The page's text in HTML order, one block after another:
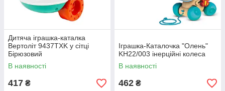
Дитяча іграшка-каталка
Вертоліт 9437TXK у сітці
Бірюзовий
В наявності
417 ₴
Іграшка-Каталочка "Олень"
KH22/003 інерційні колеса
В наявності
462 ₴